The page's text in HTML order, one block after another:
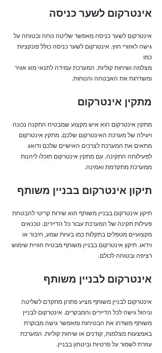
אינטרקום לשער כניסה
אינטרקום לשער כניסה מאפשר שליטה נוחה ובטוחה על
גישה לאזורי חוץ. אינטרקום לשער כניסה כולל פונקציות
כמו
מצלמה ושיחות קוליות. המערכת עמידה לתנאי מזג אוויר
ומשדרגת את האבטחה והנוחות.
מתקין אינטרקום
מתקין אינטרקום הוא איש מקצוע שמבטיח התקנה נכונה
ויעילה של מערכת האינטרקום שלכם. מתקין אינטרקום
מתאים את המערכת לצרכים האישיים שלכם ודואג
לפעילותה התקינה. עם מתקין אינטרקום תוכלו ליהנות
ממערכת מתקדמת ואמינה.
תיקון אינטרקום בבניין משותף
תיקון אינטרקום בבניין משותף הוא שירות קריטי להבטחת
פעילות תקינה של המערכת עבור כל הדיירים. טכנאים
מקצועיים מטפלים בתקלות כמו בעיות שמע, חיבור או
וידאו. תיקון אינטרקום בבניין משותף מבטיח חוויית שימוש
רציפה ובטוחה לכולם.
אינטרקום לבניין משותף
אינטרקום לבניין משותף מציע פתרון מתקדם לשליטה
וניהול גישה לכל הדיירים והמבקרים. אינטרקום לבניין
משותף משדרג את הבטיחות ומאפשר גישה מבוקרת
באמצעות מצלמות, קודנים או שיחות קוליות. המערכת
עוזרת לשמור על פרטיות וביטחון בבניין.